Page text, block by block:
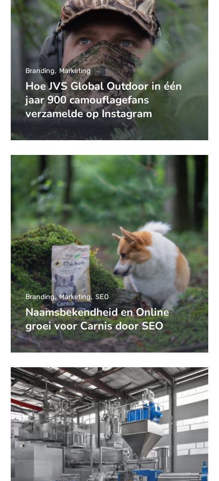
Hoe JVS Global Outdoor in één
jaar 900 camouflagefans
verzamelde op Instagram
Branding Marketing
Naamsbekendheid en Online
groei voor Carnis door SEO
Branding Marketing SEO